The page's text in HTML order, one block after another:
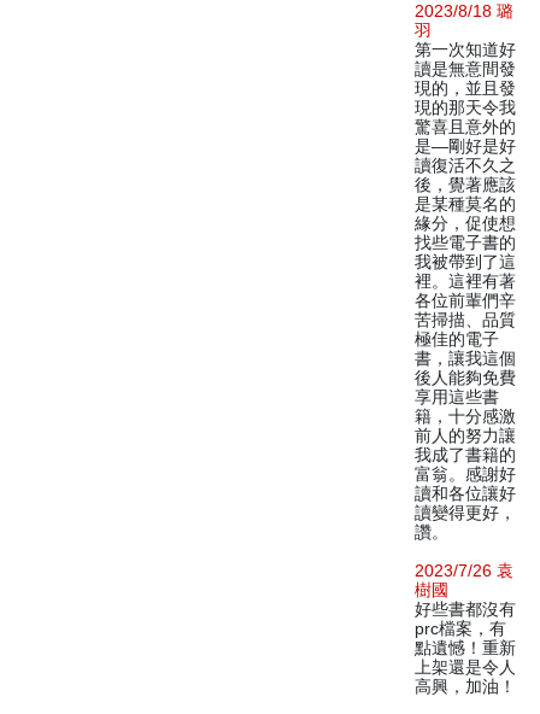
2023/8/18 璐
羽
第一次知道好
讀是無意間發
現的，並且發
現的那天令我
驚喜且意外的
是—剛好是好
讀復活不久之
後，覺著應該
是某種莫名的
緣分，促使想
找些電子書的
我被帶到了這
裡。這裡有著
各位前輩們辛
苦掃描、品質
極佳的電子
書，讓我這個
後人能夠免費
享用這些書
籍，十分感激
前人的努力讓
我成了書籍的
富翁。感謝好
讀和各位讓好
讀變得更好，
讚。
2023/7/26 袁
樹國
好些書都沒有
prc檔案，有
點遺憾！重新
上架還是令人
高興，加油！